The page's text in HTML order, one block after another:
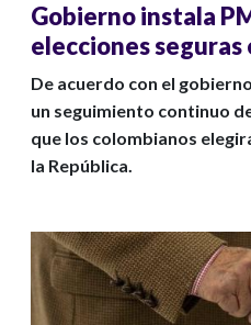
Gobierno instala
elecciones seguras
De acuerdo con el
un seguimiento continuo
que los colombianos
la República.